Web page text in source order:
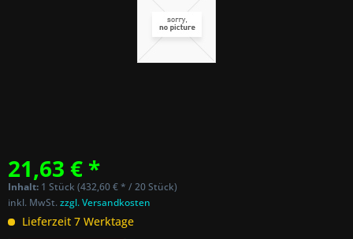
21,63 € *
Inhalt: 1 Stück (432,60 € * / 20 Stück)
inkl. MwSt.zzgl. Versandkosten
Lieferzeit 7 Werktage